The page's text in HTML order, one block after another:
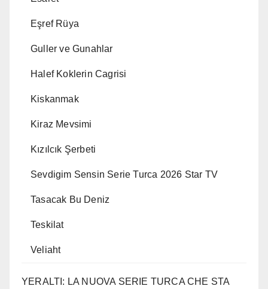
Eşref Rüya
Guller ve Gunahlar
Halef Koklerin Cagrisi
Kiskanmak
Kiraz Mevsimi
Kızılcık Şerbeti
Sevdigim Sensin Serie Turca 2026 Star TV
Tasacak Bu Deniz
Teskilat
Veliaht
YERALTI: LA NUOVA SERIE TURCA CHE STA